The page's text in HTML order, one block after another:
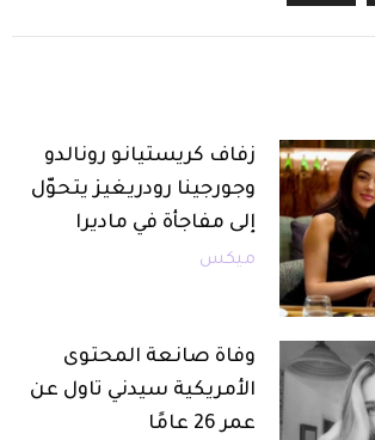
زفاف كريستيانو رونالدو
وجورجينا رودريغيز يتحوّل
إلى مفاجأة في ماديرا
ميكس
وفاة صانعة المحتوى
الأمريكية سيدني تاول عن
عمر 26 عامًا